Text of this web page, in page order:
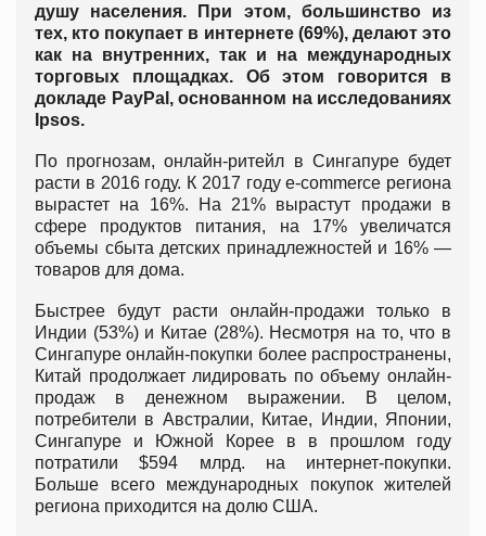
душу населения. При этом, большинство из
тех, кто покупает в интернете (69%), делают это
как на внутренних, так и на международных
торговых площадках. Об этом говорится в
докладе PayPal, основанном на исследованиях
Ipsos.
По прогнозам, онлайн-ритейл в Сингапуре будет
расти в 2016 году. К 2017 году e-commerce региона
вырастет на 16%. На 21% вырастут продажи в
сфере продуктов питания, на 17% увеличатся
объемы сбыта детских принадлежностей и 16% —
товаров для дома.
Быстрее будут расти онлайн-продажи только в
Индии (53%) и Китае (28%). Несмотря на то, что в
Сингапуре онлайн-покупки более распространены,
Китай продолжает лидировать по объему онлайн-
продаж в денежном выражении. В целом,
потребители в Австралии, Китае, Индии, Японии,
Сингапуре и Южной Корее в в прошлом году
потратили $594 млрд. на интернет-покупки.
Больше всего международных покупок жителей
региона приходится на долю США.